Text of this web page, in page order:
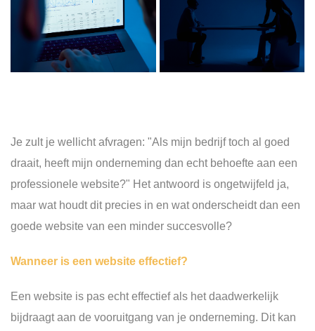
Je zult je wellicht afvragen: "Als mijn bedrijf toch al goed
draait, heeft mijn onderneming dan echt behoefte aan een
professionele website?" Het antwoord is ongetwijfeld ja,
maar wat houdt dit precies in en wat onderscheidt dan een
goede website van een minder succesvolle?
Wanneer is een website effectief?
Een website is pas echt effectief als het daadwerkelijk
bijdraagt aan de vooruitgang van je onderneming. Dit kan